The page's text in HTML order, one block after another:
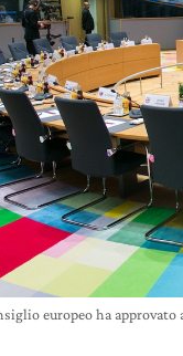
europeo ha